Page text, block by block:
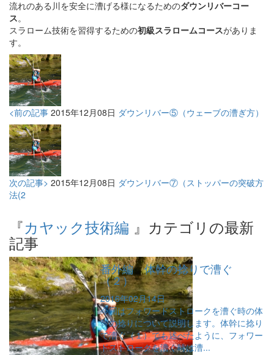
流れのある川を安全に漕げる様になるためのダウンリバーコー
ス。
スラローム技術を習得するための初級スラロームコースがありま
す。
<前の記事 2015年12月08日 ダウンリバー⑤（ウェーブの漕ぎ方）
次の記事> 2015年12月08日 ダウンリバー⑦（ストッパーの突破方
法(2
『カヤック技術編 』カテゴリの最新
記事
番外編 体幹の捻りで漕ぐ
（２）
2016年02月14日
今回はフォワードストロークを漕ぐ時の体
幹の捻りについて説明します。体幹に捻り
で漕ぐ（１）でも述べたように、フォワー
ドストロークを漕ぐ時は漕...